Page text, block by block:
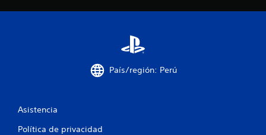
e
País/región: Perú
Asistencia
Política de privacidad